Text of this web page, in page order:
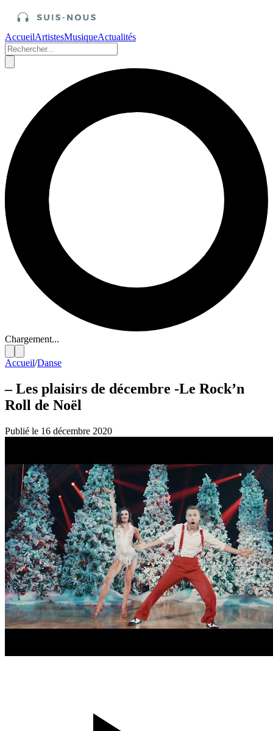
AccueilArtistesMusiqueActualités
Chargement...
Accueil/Danse
– Les plaisirs de décembre -Le Rock’n
Roll de Noël
Publié le 16 décembre 2020